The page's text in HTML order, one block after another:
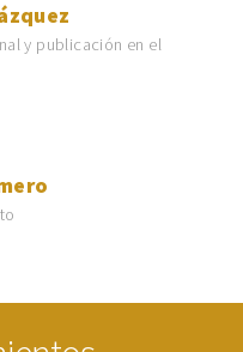
y publicación en el